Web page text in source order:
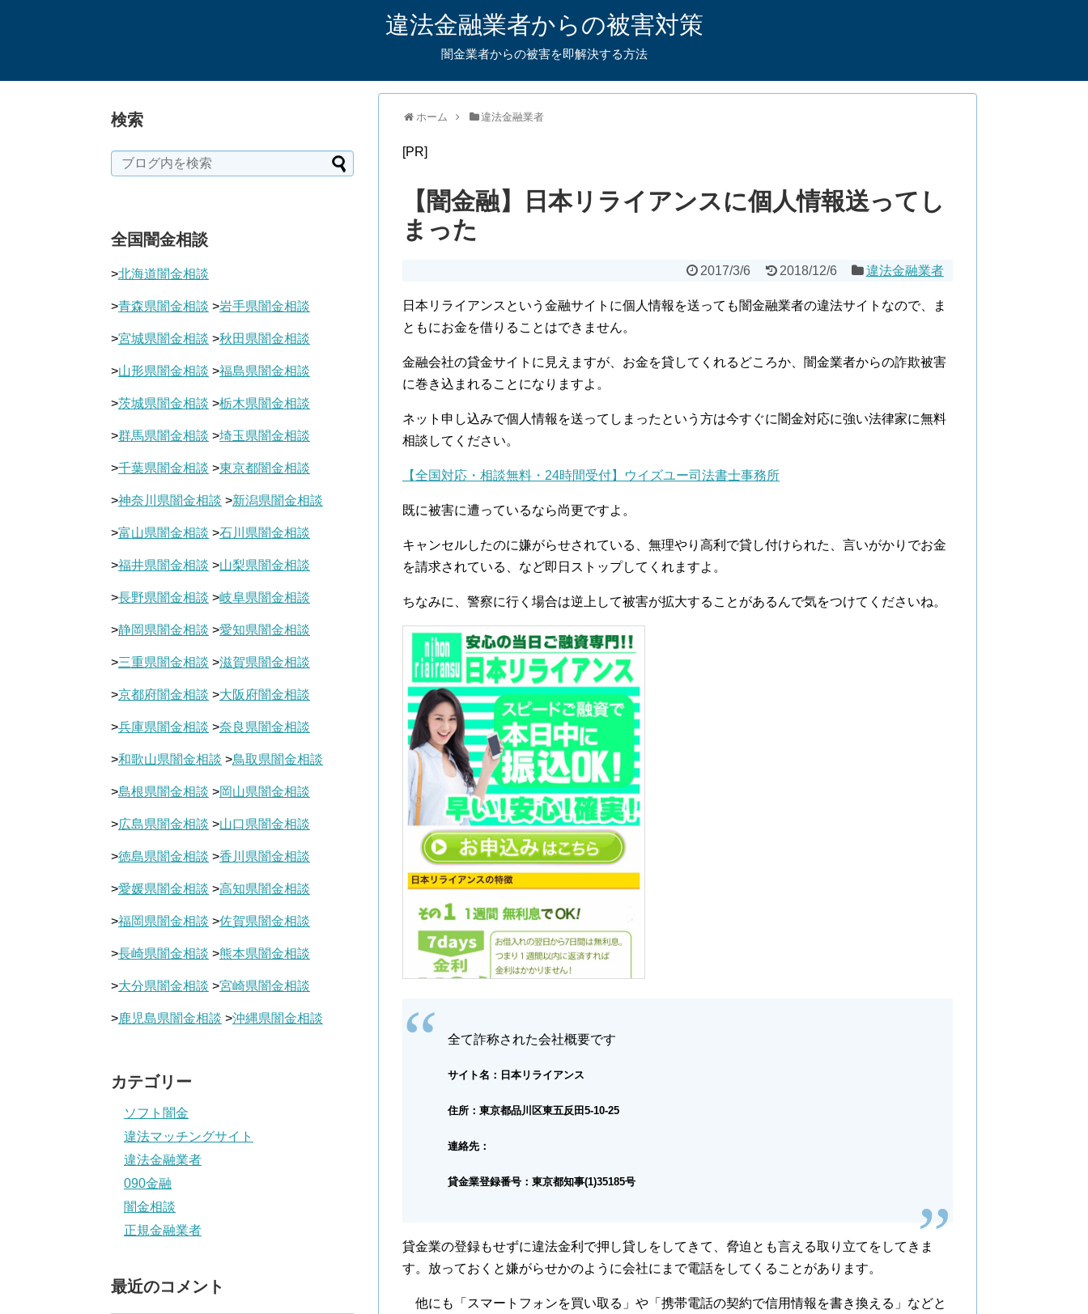
違法金融業者からの被害対策
闇金業者からの被害を即解決する方法
ホーム 違法金融業者
[PR]
【闇金融】日本リライアンスに個人情報送ってし
まった
2017/3/6 2018/12/6 違法金融業者
日本リライアンスという金融サイトに個人情報を送っても闇金融業者の違法サイトなので、ま
ともにお金を借りることはできません。
金融会社の貸金サイトに見えますが、お金を貸してくれるどころか、闇金業者からの詐欺被害
に巻き込まれることになりますよ。
ネット申し込みで個人情報を送ってしまったという方は今すぐに闇金対応に強い法律家に無料
相談してください。
【全国対応・相談無料・24時間受付】ウイズユー司法書士事務所
既に被害に遭っているなら尚更ですよ。
キャンセルしたのに嫌がらせされている、無理やり高利で貸し付けられた、言いがかりでお金
を請求されている、など即日ストップしてくれますよ。
ちなみに、警察に行く場合は逆上して被害が拡大することがあるんで気をつけてくださいね。
全て詐称された会社概要です
サイト名：日本リライアンス
住所：東京都品川区東五反田5-10-25
連絡先：
貸金業登録番号：東京都知事(1)35185号
貸金業の登録もせずに違法金利で押し貸しをしてきて、脅迫とも言える取り立てをしてきま
す。放っておくと嫌がらせかのように会社にまで電話をしてくることがあります。
他にも「スマートフォンを買い取る」や「携帯電話の契約で信用情報を書き換える」などと
検索
全国闇金相談
>北海道闇金相談
>青森県闇金相談 >岩手県闇金相談
>宮城県闇金相談 >秋田県闇金相談
>山形県闇金相談 >福島県闇金相談
>茨城県闇金相談 >栃木県闇金相談
>群馬県闇金相談 >埼玉県闇金相談
>千葉県闇金相談 >東京都闇金相談
>神奈川県闇金相談 >新潟県闇金相談
>富山県闇金相談 >石川県闇金相談
>福井県闇金相談 >山梨県闇金相談
>長野県闇金相談 >岐阜県闇金相談
>静岡県闇金相談 >愛知県闇金相談
>三重県闇金相談 >滋賀県闇金相談
>京都府闇金相談 >大阪府闇金相談
>兵庫県闇金相談 >奈良県闇金相談
>和歌山県闇金相談 >鳥取県闇金相談
>島根県闇金相談 >岡山県闇金相談
>広島県闇金相談 >山口県闇金相談
>徳島県闇金相談 >香川県闇金相談
>愛媛県闇金相談 >高知県闇金相談
>福岡県闇金相談 >佐賀県闇金相談
>長崎県闇金相談 >熊本県闇金相談
>大分県闇金相談 >宮崎県闇金相談
>鹿児島県闇金相談 >沖縄県闇金相談
カテゴリー
ソフト闇金
違法マッチングサイト
違法金融業者
090金融
闇金相談
正規金融業者
最近のコメント